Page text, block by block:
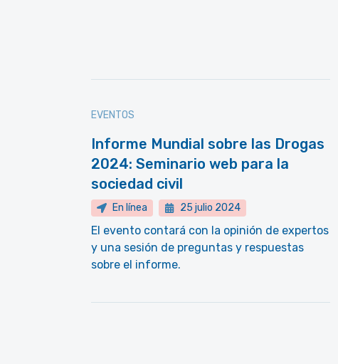
EVENTOS
Informe Mundial sobre las Drogas
2024: Seminario web para la
sociedad civil
En línea 25 julio 2024
El evento contará con la opinión de expertos
y una sesión de preguntas y respuestas
sobre el informe.